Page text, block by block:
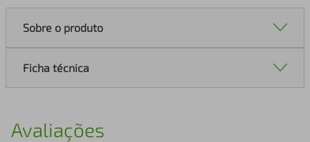
Sobre o produto
Ficha técnica
Avaliações